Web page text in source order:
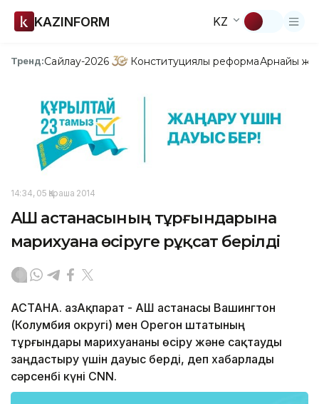
KAZINFORM KZ
Тренд:Сайлау-2026 Конституциялық реформаАрнайы
14:34, 05 Қараша 2014
АҚШ астанасының тұрғындарына
марихуана өсіруге рұқсат берілді
АСТАНА. ҚазАқпарат - АҚШ астанасы Вашингтон
(Колумбия округі) мен Орегон штатының
тұрғындары марихуананы өсіру және сақтауды
заңдастыру үшін дауыс берді, деп хабарлады
сәрсенбі күні CNN.